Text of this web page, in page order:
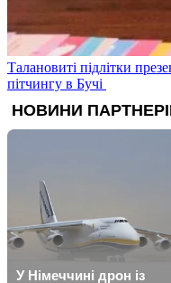
Талановиті підлітки
пітчингу в Бучі